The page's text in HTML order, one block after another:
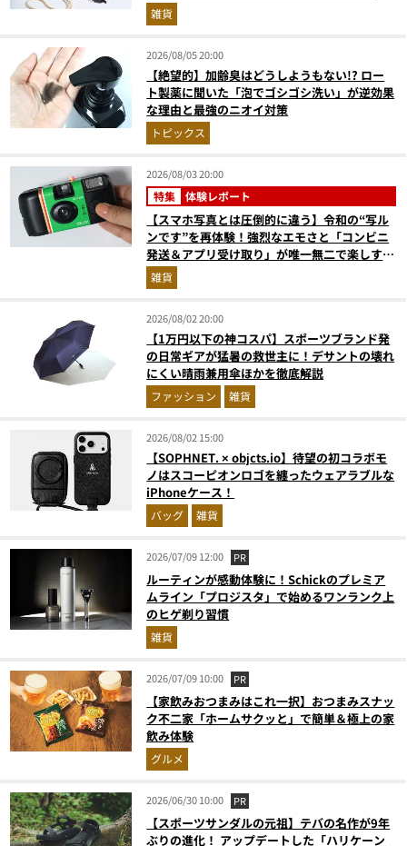
雑貨
2026/08/05 20:00
【絶望的】加齢臭はどうしようもない!? ロー
ト製薬に聞いた「泡でゴシゴシ洗い」が逆効果
な理由と最強のニオイ対策
トピックス
2026/08/03 20:00
特集 体験レポート
【スマホ写真とは圧倒的に違う】令和の“写ル
ンです”を再体験！強烈なエモさと「コンビニ
発送＆アプリ受け取り」が唯一無二で楽しすぎ
た雑貨
2026/08/02 20:00
【1万円以下の神コスパ】スポーツブランド発
の日常ギアが猛暑の救世主に！デサントの壊れ
にくい晴雨兼用傘ほかを徹底解説
ファッション 雑貨
2026/08/02 15:00
【SOPHNET. × objcts.io】待望の初コラボモ
ノはスコーピオンロゴを纏ったウェアラブルな
iPhoneケース！
バッグ 雑貨
2026/07/09 12:00 PR
ルーティンが感動体験に！Schickのプレミア
ムライン「プロジスタ」で始めるワンランク上
のヒゲ剃り習慣
雑貨
2026/07/09 10:00 PR
【家飲みおつまみはこれ一択】おつまみスナッ
ク不二家「ホームサクッと」で簡単＆極上の家
飲み体験
グルメ
2026/06/30 10:00 PR
【スポーツサンダルの元祖】テバの名作が9年
ぶりの進化！ アップデートした「ハリケーン